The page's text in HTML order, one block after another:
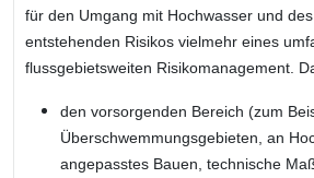
für den Umgang mit Hochwasser und
entstehenden Risikos vielmehr eines
flussgebietsweiten Risikomanagement.
den vorsorgenden Bereich (zum
Überschwemmungsgebieten, an
angepasstes Bauen, technische